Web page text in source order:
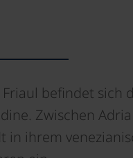
befindet sich
Zwischen
in ihrem